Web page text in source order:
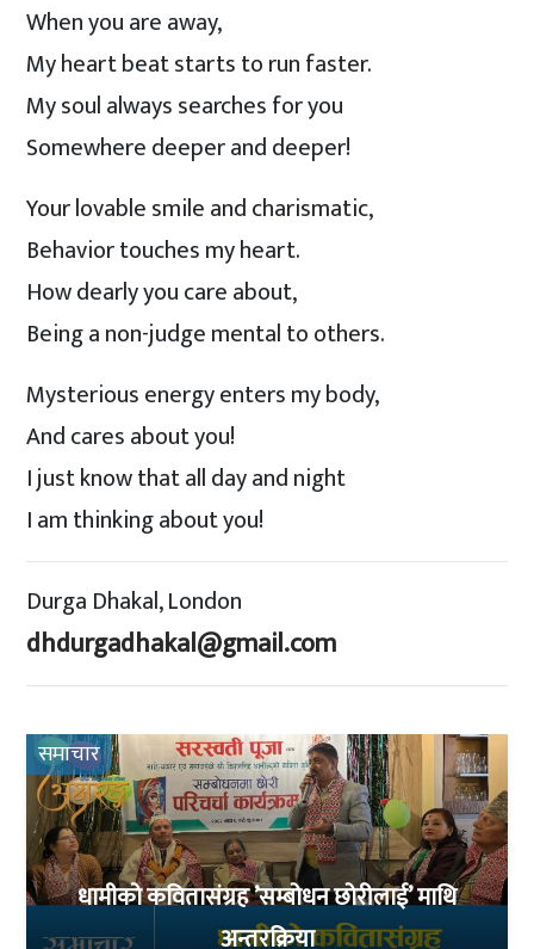
When you are away,
My heart beat starts to run faster.
My soul always searches for you
Somewhere deeper and deeper!
Your lovable smile and charismatic,
Behavior touches my heart.
How dearly you care about,
Being a non-judge mental to others.
Mysterious energy enters my body,
And cares about you!
I just know that all day and night
I am thinking about you!
Durga Dhakal, London
dhdurgadhakal@gmail.com
समाचार
धामीको कवितासंग्रह ’सम्बोधन छोरीलाई’ माथि
अन्तरक्रिया